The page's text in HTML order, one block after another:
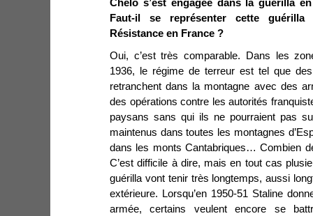
Chelo s’est engagée dans la guérilla
Faut-il se représenter cette
Résistance en France ?
Oui, c’est très comparable. Dans les
1936, le régime de terreur est tel que
retranchent dans la montagne avec des
des opérations contre les autorités
paysans sans qui ils ne pourraient pas
maintenus dans toutes les montagnes
dans les monts Cantabriques… Combien
C’est difficile à dire, mais en tout cas
guérilla vont tenir très longtemps, aussi
extérieure. Lorsqu’en 1950-51 Staline
armée, certains veulent encore se